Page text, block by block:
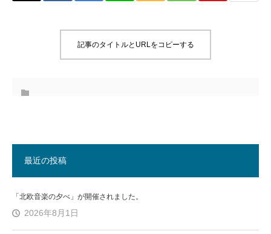
記事のタイトルとURLをコピーする
最近の投稿
「北欧音楽の夕べ」が開催されました。
2026年8月1日